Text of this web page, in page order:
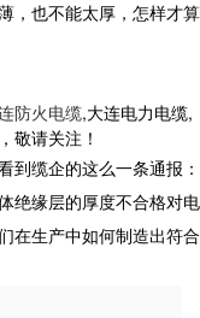
，也不能太厚，怎样才算
防火电缆,大连电力电缆,
敬请关注！
到缆企的这么一条通报：
绝缘层的厚度不合格对电
在生产中如何制造出符合